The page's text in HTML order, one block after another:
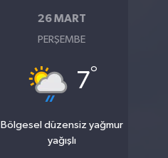
26 MART
PERŞEMBE
7°
Bölgesel düzensiz yağmur
yağışlı